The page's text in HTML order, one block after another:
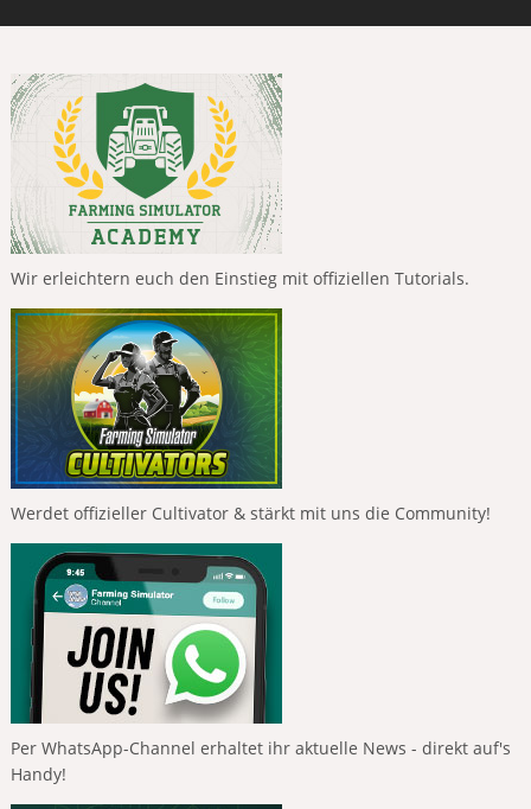
Wir erleichtern euch den Einstieg mit offiziellen Tutorials.
Werdet offizieller Cultivator & stärkt mit uns die Community!
Per WhatsApp-Channel erhaltet ihr aktuelle News - direkt auf's
Handy!